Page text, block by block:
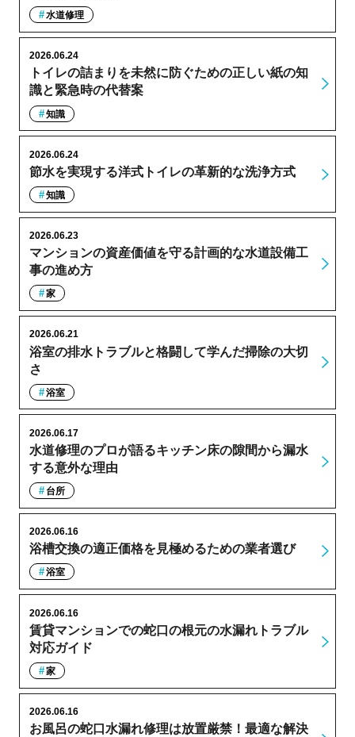
水道修理
トイレの詰まりを未然に防ぐための正しい紙の知
識と緊急時の代替案
2026.06.24
知識
節水を実現する洋式トイレの革新的な洗浄方式
2026.06.24
知識
マンションの資産価値を守る計画的な水道設備工
事の進め方
2026.06.23
家
浴室の排水トラブルと格闘して学んだ掃除の大切
さ
2026.06.21
浴室
水道修理のプロが語るキッチン床の隙間から漏水
する意外な理由
2026.06.17
台所
浴槽交換の適正価格を見極めるための業者選び
2026.06.16
浴室
賃貸マンションでの蛇口の根元の水漏れトラブル
対応ガイド
2026.06.16
家
お風呂の蛇口水漏れ修理は放置厳禁！最適な解決
2026.06.16